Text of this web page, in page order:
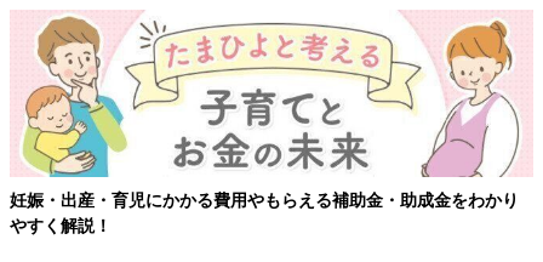
【ワクチン接種できるものも】妊婦の感染症対策、知っておいて！